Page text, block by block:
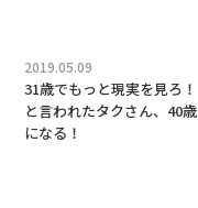
2019.05.09
31歳でもっと現実を見ろ！
と言われたタクさん、40歳
になる！